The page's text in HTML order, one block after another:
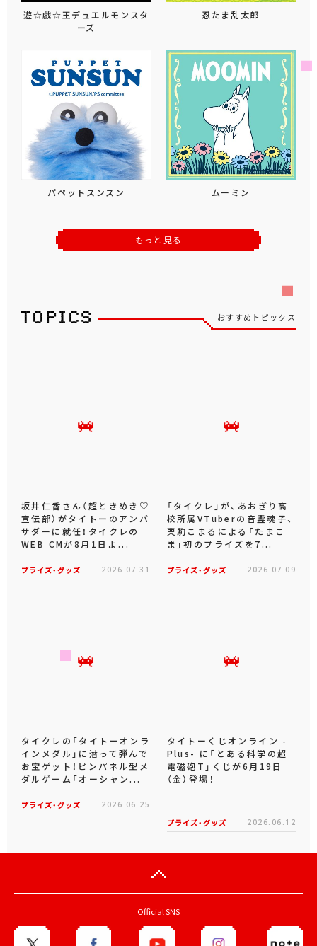
遊☆戯☆王デュエルモンスタ
ーズ
忍たま乱太郎
パペットスンスン ムーミン
もっと見る
おすすめトピックス
坂井仁香さん（超ときめき♡
宣伝部）がタイトーのアンバ
サダーに就任！タイクレの
WEB CMが8月1日よ...
プライズ・グッズ 2026.07.31
「タイクレ」が、あおぎり高
校所属VTuberの音霊魂子、
栗駒こまるによる「たまこ
ま」初のプライズを7...
プライズ・グッズ 2026.07.09
タイクレの「タイトーオンラ
インメダル」に潜って弾んで
お宝ゲット！ピンパネル型メ
ダルゲーム「オーシャン...
プライズ・グッズ 2026.06.25
タイトーくじオンライン -
Plus- に「とある科学の超
電磁砲T」くじが6月19日
（金）登場！
プライズ・グッズ 2026.06.12
Official SNS